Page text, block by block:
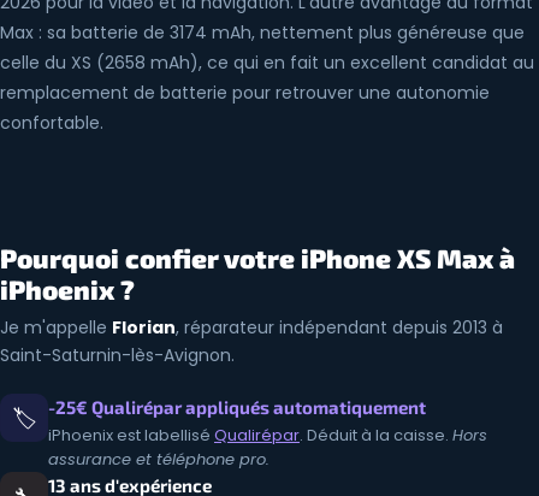
Max : sa batterie de 3174 mAh, nettement plus généreuse que
celle du XS (2658 mAh), ce qui en fait un excellent candidat au
remplacement de batterie pour retrouver une autonomie
confortable.
Pourquoi confier votre iPhone XS Max à
iPhoenix ?
Je m'appelle Florian, réparateur indépendant depuis 2013 à
Saint-Saturnin-lès-Avignon.
🏷️ -25€ Qualirépar appliqués automatiquement
iPhoenix est labellisé Qualirépar. Déduit à la caisse. Hors
assurance et téléphone pro.
13 ans d'expérience